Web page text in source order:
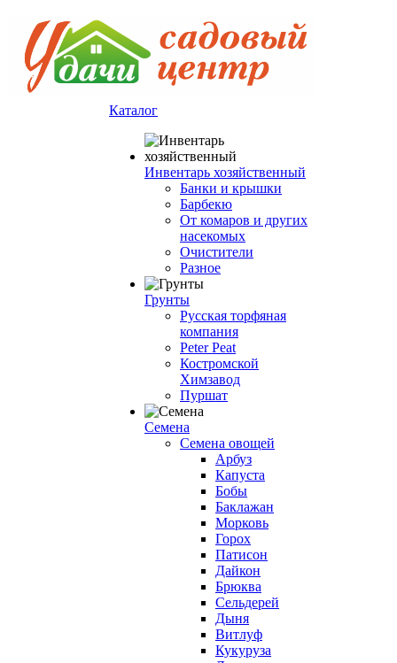
Каталог
Инвентарь хозяйственный
Банки и крышки
Барбекю
От комаров и других
насекомых
Очистители
Разное
Грунты
Русская торфяная
компания
Peter Peat
Костромской
Химзавод
Пуршат
Семена
Семена овощей
Арбуз
Капуста
Бобы
Баклажан
Морковь
Горох
Патисон
Дайкон
Брюква
Сельдерей
Дыня
Витлуф
Кукуруза